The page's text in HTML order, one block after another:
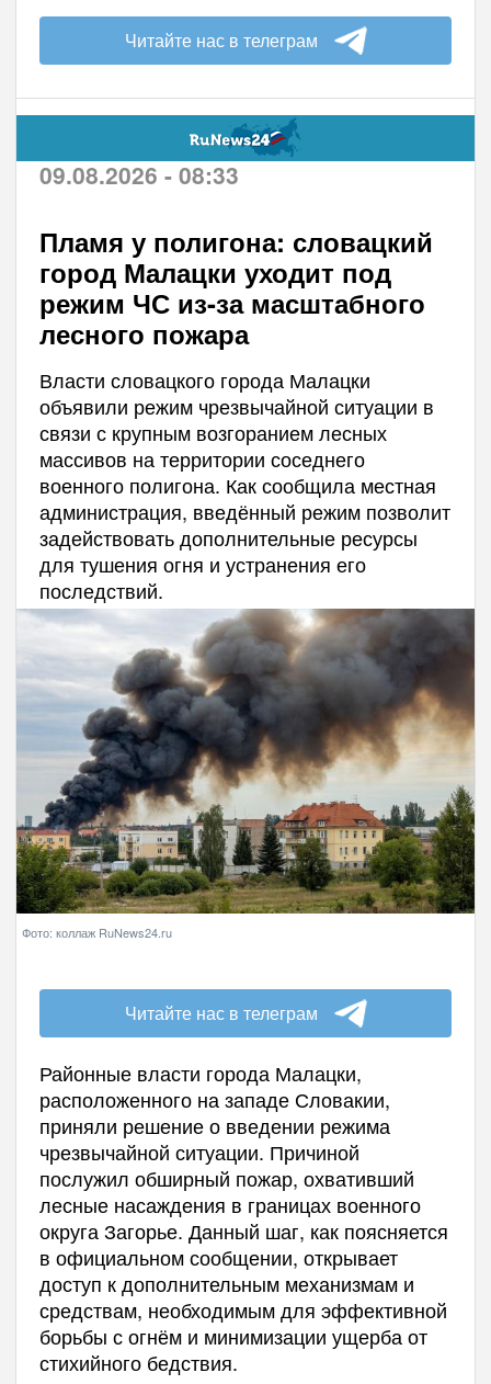
Читайте нас в телеграм
09.08.2026 - 08:33
Пламя у полигона: словацкий
город Малацки уходит под
режим ЧС из-за масштабного
лесного пожара
Власти словацкого города Малацки
объявили режим чрезвычайной ситуации в
связи с крупным возгоранием лесных
массивов на территории соседнего
военного полигона. Как сообщила местная
администрация, введённый режим позволит
задействовать дополнительные ресурсы
для тушения огня и устранения его
последствий.
Фото: коллаж RuNews24.ru
Читайте нас в телеграм
Районные власти города Малацки,
расположенного на западе Словакии,
приняли решение о введении режима
чрезвычайной ситуации. Причиной
послужил обширный пожар, охвативший
лесные насаждения в границах военного
округа Загорье. Данный шаг, как поясняется
в официальном сообщении, открывает
доступ к дополнительным механизмам и
средствам, необходимым для эффективной
борьбы с огнём и минимизации ущерба от
стихийного бедствия.